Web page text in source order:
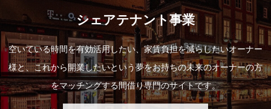
シェアテナント事業
空いている時間を有効活用したい、家賃負担を減らしたいオーナー
様と、これから開業したいという夢をお持ちの未来のオーナーの方
をマッチングする間借り専門のサイトです。